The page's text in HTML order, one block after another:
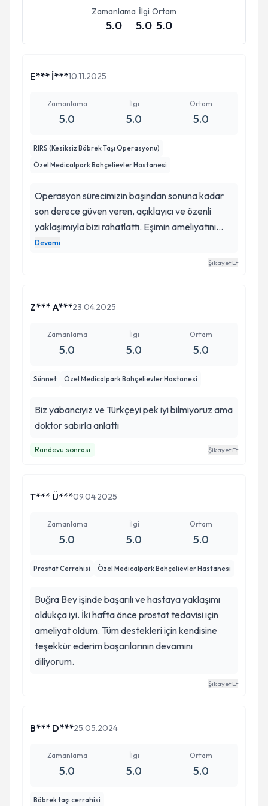
Zamanlama
5.0
İlgi
5.0
Ortam
5.0
E*** İ***10.11.2025
Zamanlama
5.0
İlgi
5.0
Ortam
5.0
RIRS (Kesiksiz Böbrek Taşı Operasyonu)
Özel Medicalpark Bahçelievler Hastanesi
Operasyon sürecimizin başından sonuna kadar
son derece güven veren, açıklayıcı ve özenli
yaklaşımıyla bizi rahatlattı. Eşimin ameliyatını
büyük bir titizlikle gerçekleştirdi ve sonrasında da
atlattık. Kendisine gönülden teşekkür ediyoruz.
Devamı
Şikayet Et
Z*** A***23.04.2025
Zamanlama
5.0
İlgi
5.0
Ortam
5.0
Sünnet Özel Medicalpark Bahçelievler Hastanesi
Biz yabancıyız ve Türkçeyi pek iyi bilmiyoruz ama
doktor sabırla anlattı
Randevu sonrası Şikayet Et
T*** Ü***09.04.2025
Zamanlama
5.0
İlgi
5.0
Ortam
5.0
Prostat Cerrahisi Özel Medicalpark Bahçelievler Hastanesi
Buğra Bey işinde başarılı ve hastaya yaklaşımı
oldukça iyi. İki hafta önce prostat tedavisi için
ameliyat oldum. Tüm destekleri için kendisine
teşekkür ederim başarılarının devamını
diliyorum.
Şikayet Et
B*** D***25.05.2024
Zamanlama
5.0
İlgi
5.0
Ortam
5.0
Böbrek taşı cerrahisi